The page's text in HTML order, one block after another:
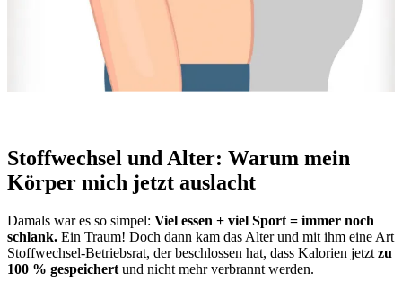
Stoffwechsel und Alter: Warum mein
Körper mich jetzt auslacht
Damals war es so simpel: Viel essen + viel Sport = immer noch
schlank. Ein Traum! Doch dann kam das Alter und mit ihm eine Art
Stoffwechsel-Betriebsrat, der beschlossen hat, dass Kalorien jetzt zu
100 % gespeichert und nicht mehr verbrannt werden.